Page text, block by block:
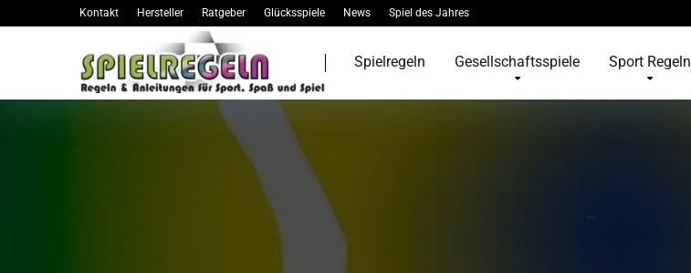
Kontakt Hersteller Ratgeber Glücksspiele News Spiel des Jahres
Spielregeln Gesellschaftsspiele Sport Regeln